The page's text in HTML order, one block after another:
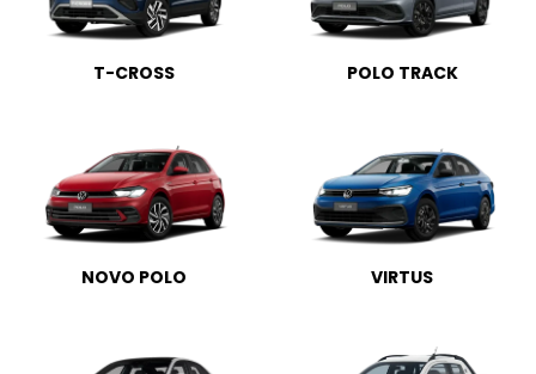
T-CROSS POLO TRACK
NOVO POLO VIRTUS